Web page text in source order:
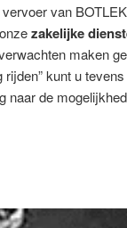
van
zakelijke
maken
kunt u
naar de